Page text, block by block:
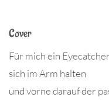
Cover
Für mich ein
sich im Arm halten
und vorne darauf der